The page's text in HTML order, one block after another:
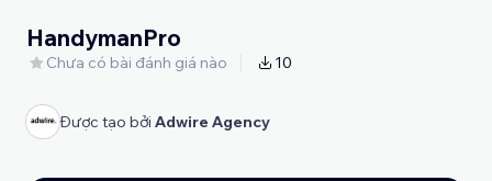
HandymanPro
Chưa có bài đánh giá nào 10
Được tạo bởi Adwire Agency